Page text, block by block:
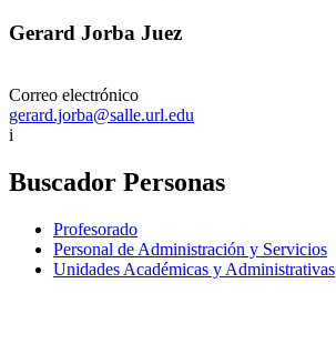
Gerard Jorba Juez
Correo electrónico
gerard.jorba@salle.url.edu
i
Buscador Personas
Profesorado
Personal de Administración y Servicios
Unidades Académicas y Administrativas